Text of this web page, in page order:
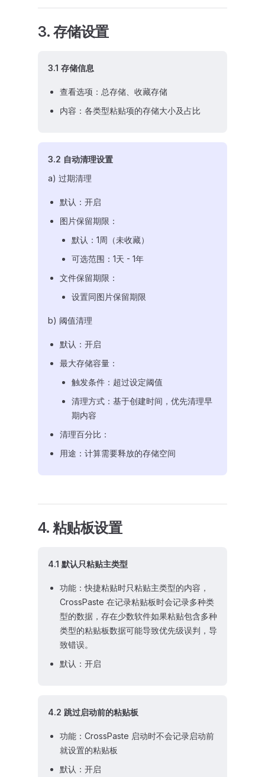
3. 存储设置
3.1 存储信息
查看选项：总存储、收藏存储
内容：各类型粘贴项的存储大小及占比
3.2 自动清理设置
a) 过期清理
默认：开启
图片保留期限：
默认：1周（未收藏）
可选范围：1天 - 1年
文件保留期限：
设置同图片保留期限
b) 阈值清理
默认：开启
最大存储容量：
触发条件：超过设定阈值
清理方式：基于创建时间，优先清理早
期内容
清理百分比：
用途：计算需要释放的存储空间
4. 粘贴板设置
4.1 默认只粘贴主类型
功能：快捷粘贴时只粘贴主类型的内容，
CrossPaste 在记录粘贴板时会记录多种类
型的数据，存在少数软件如果粘贴包含多种
类型的粘贴板数据可能导致优先级误判，导
致错误。
默认：开启
4.2 跳过启动前的粘贴板
功能：CrossPaste 启动时不会记录启动前
就设置的粘贴板
默认：开启